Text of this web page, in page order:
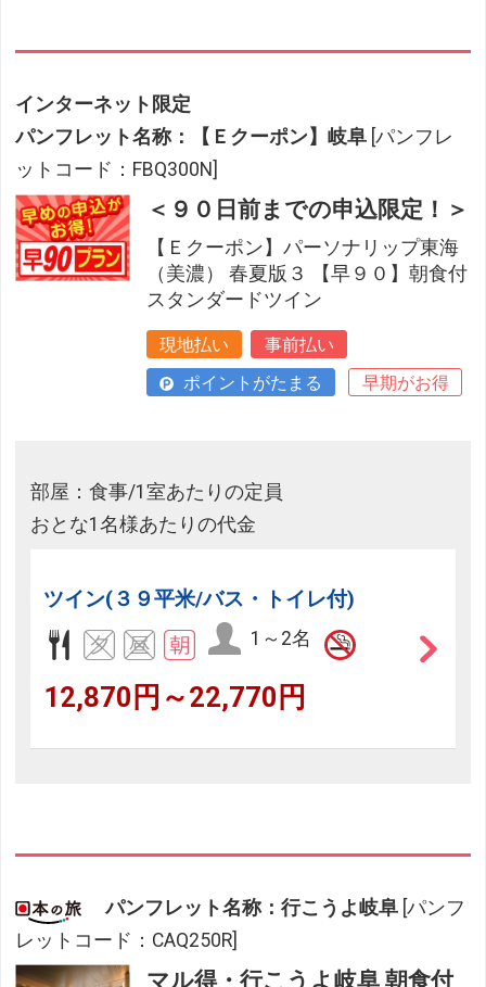
インターネット限定
パンフレット名称：【Ｅクーポン】岐阜 [パンフレ
ットコード：FBQ300N]
＜９０日前までの申込限定！＞
【Ｅクーポン】パーソナリップ東海
（美濃） 春夏版３ 【早９０】朝食付
スタンダードツイン
現地払い
事前払い
ポイントがたまる
早期がお得
部屋：食事/1室あたりの定員
おとな1名様あたりの代金
ツイン(３９平米/バス・トイレ付)
1～2名
12,870円～22,770円
パンフレット名称：行こうよ岐阜 [パンフ
レットコード：CAQ250R]
マル得・行こうよ岐阜 朝食付